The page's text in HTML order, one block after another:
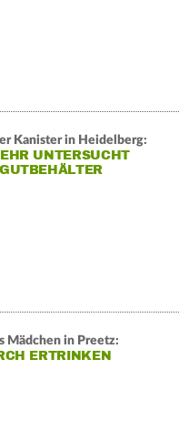
Kanister in Heidelberg:
UNTERSUCHT
Mädchen in Preetz:
ERTRINKEN